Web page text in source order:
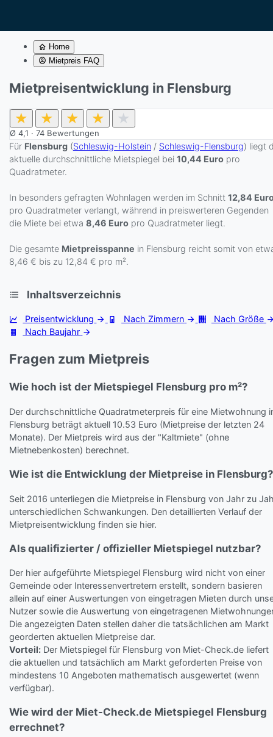
Home
Mietpreis FAQ
Mietpreisentwicklung in Flensburg
★ ★ ★ ★ ★
Ø 4,1 · 74 Bewertungen
Für Flensburg (Schleswig-Holstein / Schleswig-Flensburg) liegt
aktuelle durchschnittliche Mietspiegel bei 10,44 Euro pro
Quadratmeter.
In besonders gefragten Wohnlagen werden im Schnitt 12,84
pro Quadratmeter verlangt, während in preiswerteren Gegenden
die Miete bei etwa 8,46 Euro pro Quadratmeter liegt.
Die gesamte Mietpreisspanne in Flensburg reicht somit von
8,46 € bis zu 12,84 € pro m².
Inhaltsverzeichnis
Preisentwicklung Nach Zimmern
Nach Größe
Nach Baujahr
Fragen zum Mietpreis
Wie hoch ist der Mietspiegel Flensburg pro m²?
Der durchschnittliche Quadratmeterpreis für eine Mietwohnung
Flensburg beträgt aktuell 10.53 Euro (Mietpreise der letzten 24
Monate). Der Mietpreis wird aus der "Kaltmiete" (ohne
Mietnebenkosten) berechnet.
Wie ist die Entwicklung der Mietpreise in Flensburg?
Seit 2016 unterliegen die Mietpreise in Flensburg von Jahr zu
unterschiedlichen Schwankungen. Den detaillierten Verlauf der
Mietpreisentwicklung finden sie hier.
Als qualifizierter / offizieller Mietspiegel nutzbar?
Der hier aufgeführte Mietspiegel Flensburg wird nicht von einer
Gemeinde oder Interessenvertretern erstellt, sondern basieren
allein auf einer Auswertungen von eingetragen Mieten durch
Nutzer sowie die Auswertung von eingetragenen
Die angezeigten Daten stellen daher die tatsächlichen am Markt
georderten aktuellen Mietpreise dar.
Vorteil: Der Mietspiegel für Flensburg von Miet-Check.de liefert
die aktuellen und tatsächlich am Markt geforderten Preise von
mindestens 10 Angeboten mathematisch ausgewertet (wenn
verfügbar).
Wie wird der Miet-Check.de Mietspiegel Flensburg
errechnet?